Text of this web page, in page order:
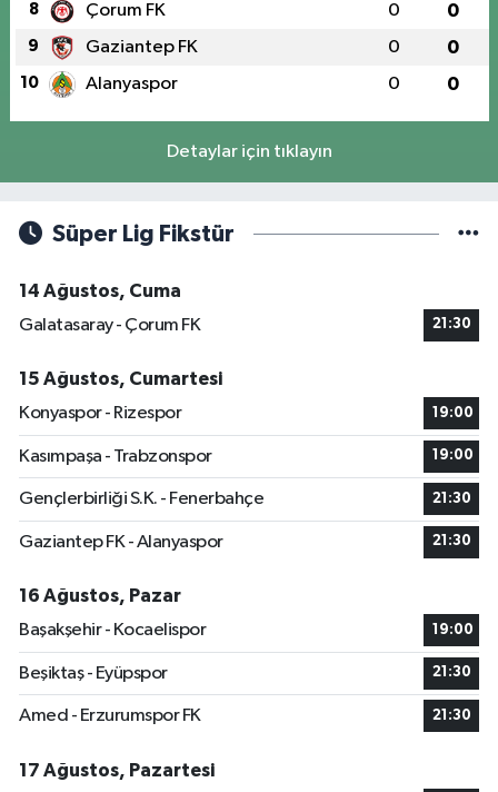
8 Çorum FK 0 0
9 Gaziantep FK 0 0
10 Alanyaspor 0 0
Detaylar için tıklayın
Süper Lig Fikstür
14 Ağustos, Cuma
Galatasaray - Çorum FK
21:30
15 Ağustos, Cumartesi
Konyaspor - Rizespor
19:00
Kasımpaşa - Trabzonspor 19:00
Gençlerbirliği S.K. - Fenerbahçe 21:30
Gaziantep FK - Alanyaspor 21:30
16 Ağustos, Pazar
Başakşehir - Kocaelispor
19:00
Beşiktaş - Eyüpspor 21:30
Amed - Erzurumspor FK 21:30
17 Ağustos, Pazartesi